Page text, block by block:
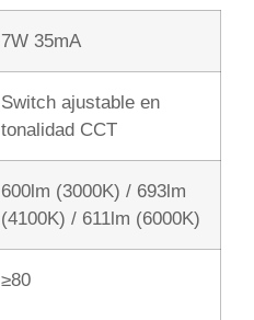
7W 35mA
Switch ajustable en
tonalidad CCT
600lm (3000K) / 693lm
(4100K) / 611lm (6000K)
≥80